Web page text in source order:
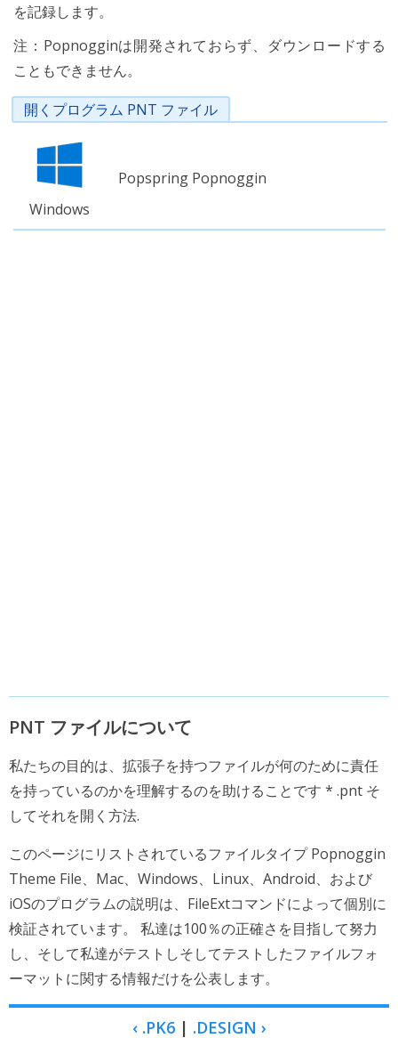
を記録します。
注：Popnogginは開発されておらず、ダウンロードする
こともできません。
開くプログラム PNT ファイル
Windows
Popspring Popnoggin
PNT ファイルについて
私たちの目的は、拡張子を持つファイルが何のために責任
を持っているのかを理解するのを助けることです * .pnt そ
してそれを開く方法.
このページにリストされているファイルタイプ Popnoggin
Theme File、Mac、Windows、Linux、Android、および
iOSのプログラムの説明は、FileExtコマンドによって個別に
検証されています。 私達は100％の正確さを目指して努力
し、そして私達がテストしそしてテストしたファイルフォ
ーマットに関する情報だけを公表します。
‹ .PK6| .DESIGN ›